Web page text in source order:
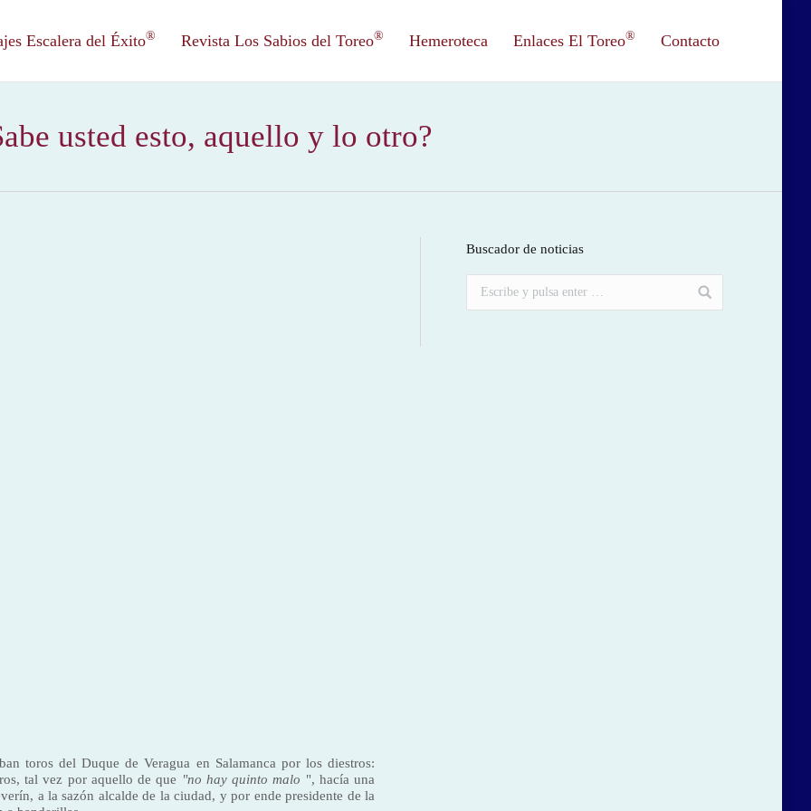
Escalera del Éxito® Revista Los Sabios del Toreo® Hemeroteca Enlaces El Toreo® Contacto
usted esto, aquello y lo otro?
toros del Duque de Veragua en Salamanca por los diestros:
tal vez por aquello de que "no hay quinto malo ", hacía una
a la sazón alcalde de la ciudad, y por ende presidente de la
Buscador de noticias